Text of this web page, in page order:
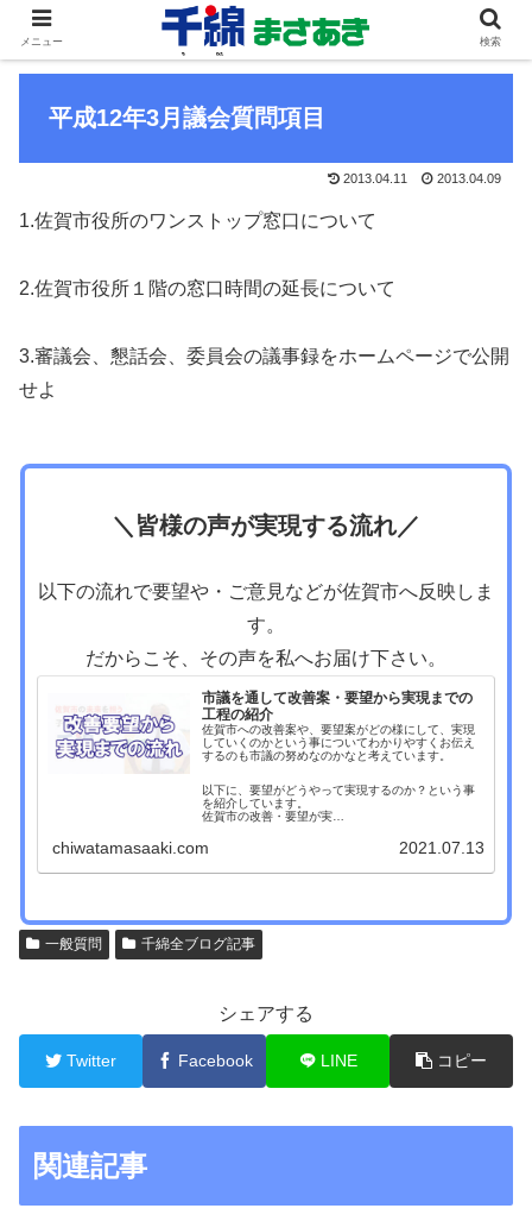
平成12年3月議会質問項目
2013.04.11 2013.04.09
1.佐賀市役所のワンストップ窓口について
2.佐賀市役所１階の窓口時間の延長について
3.審議会、懇話会、委員会の議事録をホームページで公開
せよ
＼皆様の声が実現する流れ／
以下の流れで要望や・ご意見などが佐賀市へ反映しま
す。
だからこそ、その声を私へお届け下さい。
市議を通して改善案・要望から実現までの
工程の紹介
佐賀市への改善案や、要望案がどの様にして、実現
していくのかという事についてわかりやすくお伝え
するのも市議の努めなのかなと考えています。
以下に、要望がどうやって実現するのか？という事
を紹介しています。
佐賀市の改善・要望が実…
chiwatamasaaki.com 2021.07.13
一般質問 千綿全ブログ記事
シェアする
Twitter Facebook LINE コピー
関連記事
メニュー 検索